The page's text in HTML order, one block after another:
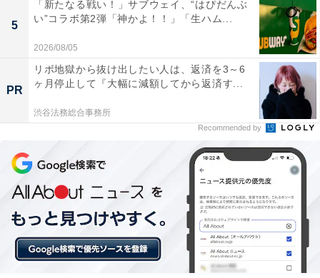
一緒にチェックしたい！ 関連チョコミント菓子
無印良品では、まんじゅう以外にも多彩なミントスイー
ツを展開中。サクサク食感のチュイルサンドや、冷やし
ておいしいロールケーキなど、気分に合わせて選べるラ
インナップが魅力です 。
チョコミントのチュイルサンド（税込290円）
5
「新たなる戦い！」サブウェイ、“はぴだんぶ
い”コラボ第2弾「神かよ！！」「生ハム...
2026/08/05
PR
リボ地獄から抜け出したい人は、返済を3～6
ヶ月停止して『大幅に減額してから返済す...
渋谷法務総合事務所
Recommended by